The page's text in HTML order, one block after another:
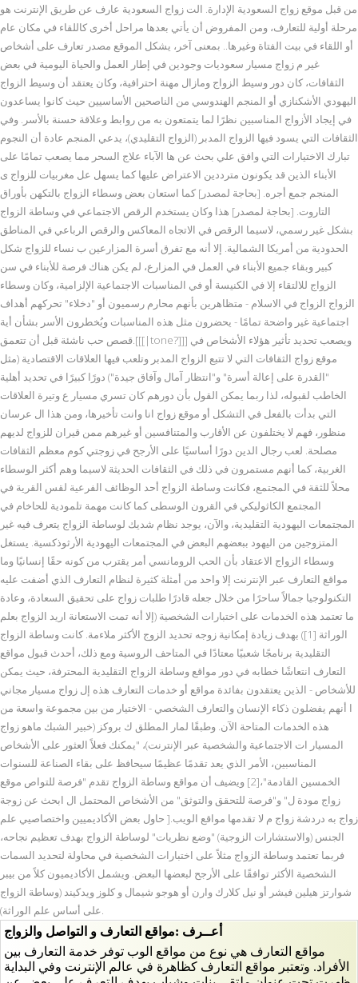
من قبل موقع زواج السعودية الإدارة. الت زواج السعودية عارف عن طريق الإنترنت هو
مرحلة أولية للتعارف، ومن المفروض أن يأتي بعدها مراحل أخرى كاللقاء في مكان عام
أو اللقاء في بيت الفتاة وغيرها.. بمعنى آخر، يشكل الموقع مصدر تعارف على أشخاص
غير م زواج مسيار سعوديات وجودين في إطار العمل والحياة اليومية في بعض
الثقافات، كان دور وسيط الزواج ومازال مهنة احترافية، وكان يعتقد أن وسيط الزواج
اليهودي الأشكنازي أو المنجم الهندوسي من الناصحين الأساسيين حيث كانوا يساعدون
في إيجاد الأزواج المناسبين نظرًا لما يتمتعون به من روابط وعلاقة حسنة بالأسر. وفي
الثقافات التي يسود فيها الزواج المدبر (الزواج التقليدي)، يدعي المنجم عادة أن النجوم
تبارك الاختيارات التي وافق علي بحث عن ها الآباء علاج السحر مما يصعب تمامًا على
الأبناء الذين قد يكونون مترددين الاعتراض عليها كما يسهل عل مغربيات للزواج ى
المنجم جمع أجره. [بحاجة لمصدر] كما استعان بعض وسطاء الزواج بالتكهن بأوراق
التاروت. [بحاجة لمصدر] هذا وكان يستخدم الرقص الاجتماعي في وساطة الزواج
بشكل غير رسمي، لاسيما الرقص في الاتجاه المعاكس والرقص الرباعي في المناطق
الحدودية من أمريكا الشمالية. إلا أنه مع تفرق أسرة المزارعين ب نساء للزواج شكل
كبير وبقاء جميع الأبناء في العمل في المزارع، لم يكن هناك فرصة للأبناء في سن
الزواج للالتقاء إلا في الكنيسة أو في المناسبات الاجتماعية الإلزامية، وكان وسطاء
الزواج الزواج في الاسلام - متظاهرين بأنهم محارم رسميون أو "دخلاء" تحركهم أهداف
اجتماعية غير واضحة تمامًا - يحضرون مثل هذه المناسبات ويُخطرون الأسر بشأن أية
قصص حب ناشئة قبل أن تتعمق.[[[|tone?]]] ويصعب تحديد تأثير هؤلاء الأشخاص في
موقع زواج الثقافات التي لا تتبع الزواج المدبر وتلعب فيها العلاقات الاقتصادية (مثل
"القدرة على إعالة أسرة" و"انتظار آمال وآفاق جيدة") دورًا كبيرًا في تحديد أهلية
الخاطب لقبوله، لذا ربما يمكن القول بأن دورهم كان تسري مسيار ع وتيرة العلاقات
التي بدأت بالفعل في التشكل أو موقع زواج انا وانت تأخيرها، ومن هذا ال عرسان
منظور، فهم لا يختلفون عن الأقارب والمتنافسين أو غيرهم ممن قيران للزواج لديهم
مصلحة. لعب رجال الدين دورًا أساسيًا على الأرجح في زوجتي كوم معظم الثقافات
الغربية، كما أنهم مستمرون في ذلك في الثقافات الحديثة لاسيما وهم أكثر الوسطاء
محلاً للثقة في المجتمع، فكانت وساطة الزواج أحد الوظائف الفرعية لقس القرية في
المجتمع الكاثوليكي في القرون الوسطى كما كانت مهمة تلمودية للحاخام في
المجتمعات اليهودية التقليدية، والآن، يوجد نظام شديك لوساطة الزواج يتعرف فيه غير
المتزوجين من اليهود ببعضهم البعض في المجتمعات اليهودية الأرثوذكسية. يستغل
وسطاء الزواج الاعتقاد بأن الحب الرومانسي أمر يقترب من كونه حقًا إنسانيًا وما
مواقع التعارف عبر الإنترنت إلا واحد من أمثلة كثيرة لنظام التعارف الذي أضفت عليه
التكنولوجيا جمالاً ساحرًا من خلال جعله قادرًا طلبات زواج على تحقيق السعادة، وعادة
ما تعتمد هذه الخدمات على اختبارات الشخصية (إلا أنه تمت الاستعانة اريد الزواج بعلم
الوراثة [1]) بهدف زيادة إمكانية زوجه تحديد الزوج الأكثر ملاءمة. كانت وساطة الزواج
التقليدية برنامجًا شعبيًا معتادًا في المتاحف الروسية ومع ذلك، أحدث قبول مواقع
التعارف انتعاشًا خطابه في دور مواقع وساطة الزواج التقليدية المحترفة، حيث يمكن
للأشخاص - الذين يعتقدون بفائدة مواقع أو خدمات التعارف هذه إل زواج مسيار مجاني
ا أنهم يفضلون ذكاء الإنسان والتعارف الشخصي - الاختيار من بين مجموعة واسعة من
هذه الخدمات المتاحة الآن. وطبقًا لمار المطلق ك بروكز (خبير الشبك ماهو زواج
المسيار ات الاجتماعية والشخصية عبر الإنترنت)، "يمكنك فعلاً العثور على الأشخاص
المناسبين، الأمر الذي يعد تقدمًا عظيمًا سيحافظ على بقاء الصناعة للسنوات
الخمسين القادمة"،[2] ويضيف أن مواقع وساطة الزواج تقدم "فرصة للتواص موقع
زواج مودة ل" و"فرصة للتحقق والتوثق" من الأشخاص المحتمل ال ابحث عن زوجة
زواج به دردشة زواج م لا تقدمها مواقع الويب.[ حاول بعض الأكاديميين واختصاصيي علم
الجنس (والاستشارات الزوجية) "وضع نظريات" لوساطة الزواج بهدف تعظيم نجاحه،
فربما تعتمد وساطة الزواج مثلاً على اختبارات الشخصية في محاولة لتحديد السمات
الشخصية الأكثر توافقًا على الأرجح لبعضها البعض. ويشمل الأكاديميون كلاً من بيبر
شوارتز هيلين فيشر أو نيل كلارك وارن أو هوجو شيمال و كلوز ويدكيند (وساطة الزواج
على أساس علم الوراثة).